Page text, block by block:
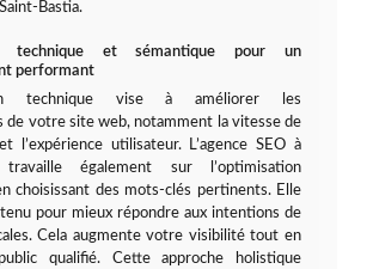
Bastia.
technique et sémantique pour un
performant
technique vise à améliorer les
de votre site web, notamment la vitesse de
l’expérience utilisateur. L’agence SEO à
travaille également sur l’optimisation
choisissant des mots-clés pertinents. Elle
pour mieux répondre aux intentions de
Cela augmente votre visibilité tout en
qualifié. Cette approche holistique